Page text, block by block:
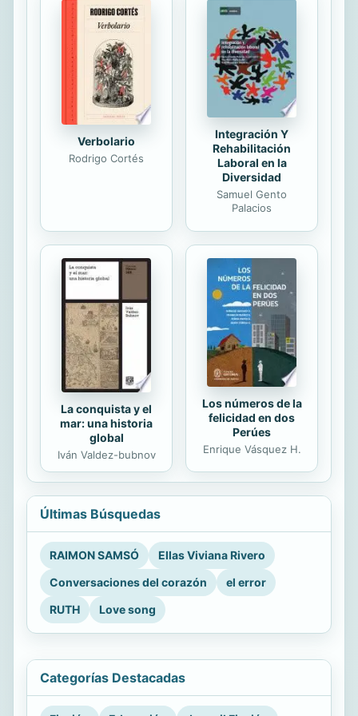
Verbolario
Rodrigo Cortés
Integración Y
Rehabilitación
Laboral en la
Diversidad
Samuel Gento
Palacios
La conquista y el
mar: una historia
global
Iván Valdez-bubnov
Los números de la
felicidad en dos
Perúes
Enrique Vásquez H.
Últimas Búsquedas
RAIMON SAMSÓ
Ellas Viviana Rivero
Conversaciones del corazón
el error
RUTH
Love song
Categorías Destacadas